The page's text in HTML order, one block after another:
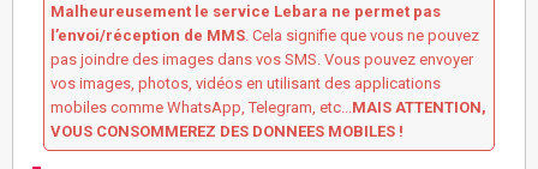
Malheureusement le service Lebara ne permet pas
l’envoi/réception de MMS . Cela signifie que vous ne pouvez
pas joindre des images dans vos SMS. Vous pouvez envoyer
vos images, photos, vidéos en utilisant des applications
mobiles comme WhatsApp, Telegram, etc... MAIS ATTENTION,
VOUS CONSOMMEREZ DES DONNEES MOBILES !